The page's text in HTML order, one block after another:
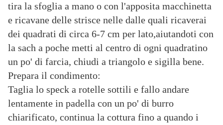
tira la sfoglia a mano o con l'apposita macchinetta
e ricavane delle strisce nelle dalle quali ricaverai
dei quadrati di circa 6-7 cm per lato,aiutandoti con
la sach a poche metti al centro di ogni quadratino
un po' di farcia, chiudi a triangolo e sigilla bene.
Prepara il condimento:
Taglia lo speck a rotelle sottili e fallo andare
lentamente in padella con un po' di burro
chiarificato, continua la cottura fino a quando i